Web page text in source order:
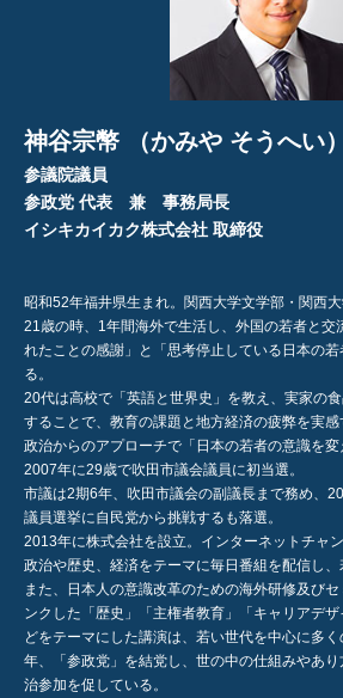
神谷宗幣 （かみや そうへい）
参議院議員
参政党 代表 兼 事務局長
イシキカイカク株式会社 取締役
昭和52年福井県生まれ。関西大学文学部・関西
21歳の時、1年間海外で生活し、外国の若者と交
れたことの感謝」と「思考停止している日本の
る。
20代は高校で「英語と世界史」を教え、実家の
することで、教育の課題と地方経済の疲弊を実感
政治からのアプローチで「日本の若者の意識を変
2007年に29歳で吹田市議会議員に初当選。
市議は2期6年、吹田市議会の副議長まで務め、
議員選挙に自民党から挑戦するも落選。
2013年に株式会社を設立。インターネットチャ
政治や歴史、経済をテーマに毎日番組を配信し、
また、日本人の意識改革のための海外研修及び
ンクした「歴史」「主権者教育」「キャリアデ
どをテーマにした講演は、若い世代を中心に多
年、「参政党」を結党し、世の中の仕組みやあ
治参加を促している。